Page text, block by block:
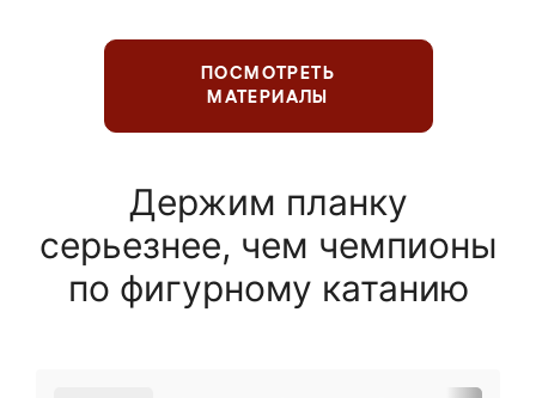
ПОСМОТРЕТЬ
МАТЕРИАЛЫ
Держим планку
серьезнее, чем чемпионы
по фигурному катанию